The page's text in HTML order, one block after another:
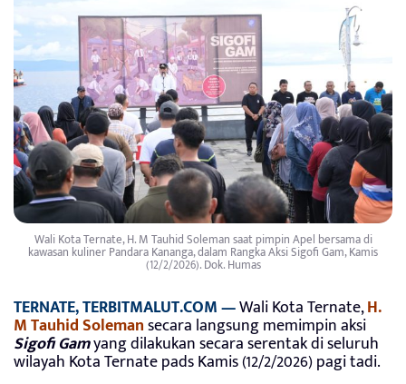
Wali Kota Ternate, H. M Tauhid Soleman saat pimpin Apel bersama di
kawasan kuliner Pandara Kananga, dalam Rangka Aksi Sigofi Gam, Kamis
(12/2/2026). Dok. Humas
TERNATE, TERBITMALUT.COM —Wali Kota Ternate,H.
M Tauhid Solemansecara langsung memimpin aksi
Sigofi Gamyang dilakukan secara serentak di seluruh
wilayah Kota Ternate pads Kamis (12/2/2026) pagi tadi.